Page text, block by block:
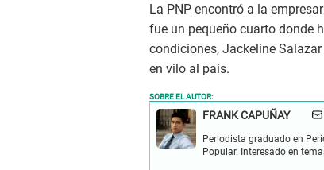
La PNP encontró a la
fue un pequeño cuarto donde
condiciones, Jackeline
en vilo al país.
SOBRE EL AUTOR:
FRANK CAPUÑAY
Periodista graduado en
Popular. Interesado en